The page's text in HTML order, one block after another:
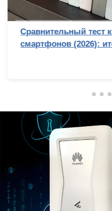
Сравнительный тест
смартфонов (2026):